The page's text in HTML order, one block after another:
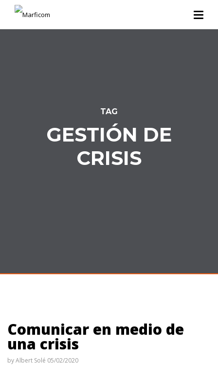
TAG
GESTIÓN DE
CRISIS
Comunicar en medio de
una crisis
byAlbert Solé 05/02/2020